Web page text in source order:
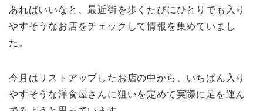
あればいいなと、最近街を歩くたびにひとりでも入り
やすそうなお店をチェックして情報を集めていまし
た。
今月はリストアップしたお店の中から、いちばん入り
やすそうな洋食屋さんに狙いを定めて実際に足を運ん